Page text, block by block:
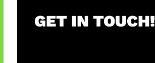
GET IN TOUCH!